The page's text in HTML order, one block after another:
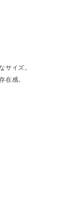
サイズ。
在感。